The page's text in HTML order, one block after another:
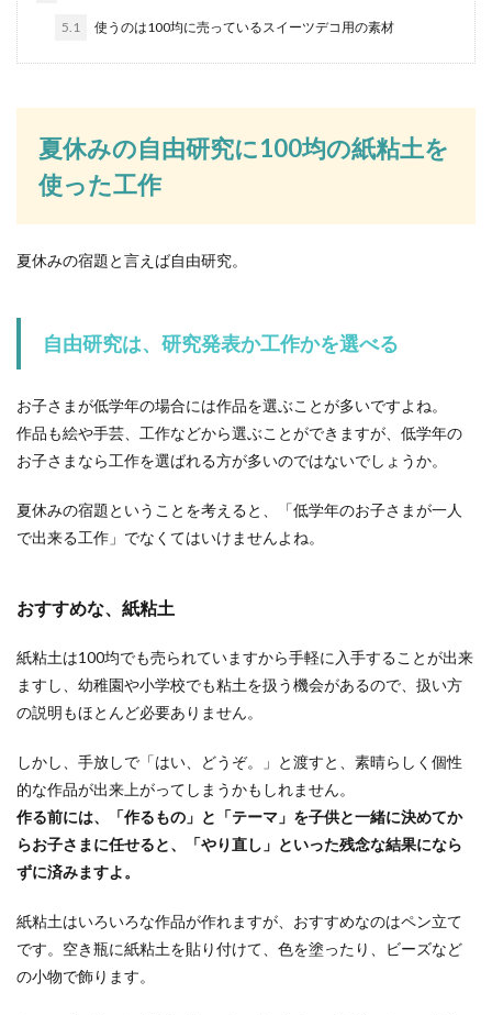
オリンピック開催地が東京に決定した
理由と経済効果について解説
日本でオリンピックが観れると誰もが喜んだので
はないで...
テレビの中継に時間差が生じる理由！
差が生じていることもあります。特に、国際中継
ダブルベッドでの布団の取り合い問題
ダブルベッドで寝ていると、気がつくと布団がど
出先で取りたい！今あるもので出来る
商品タグの取り方
り方に困りませんか？力いっぱい引きちぎる方法
もありますが...
子育てはイライラの連続！『怒りの感情が湧いて
5.1 使うのは100均に売っているスイーツデコ用の素材
夏休みの自由研究に100均の紙粘土を
使った工作
夏休みの宿題と言えば自由研究。
自由研究は、研究発表か工作かを選べる
お子さまが低学年の場合には作品を選ぶことが多いですよね。
作品も絵や手芸、工作などから選ぶことができますが、低学年の
お子さまなら工作を選ばれる方が多いのではないでしょうか。
夏休みの宿題ということを考えると、「低学年のお子さまが一人
で出来る工作」でなくてはいけませんよね。
おすすめな、紙粘土
紙粘土は100均でも売られていますから手軽に入手することが出来
ますし、幼稚園や小学校でも粘土を扱う機会があるので、扱い方
の説明もほとんど必要ありません。
しかし、手放しで「はい、どうぞ。」と渡すと、素晴らしく個性
的な作品が出来上がってしまうかもしれません。
作る前には、「作るもの」と「テーマ」を子供と一緒に決めてか
らお子さまに任せると、「やり直し」といった残念な結果になら
ずに済みますよ。
紙粘土はいろいろな作品が作れますが、おすすめなのはペン立て
です。空き瓶に紙粘土を貼り付けて、色を塗ったり、ビーズなど
の小物で飾ります。